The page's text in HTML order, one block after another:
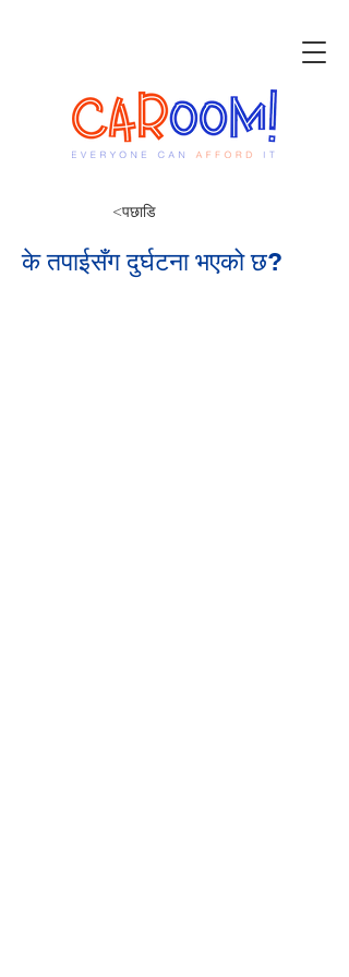
<पछाडि
के तपाईसँग दुर्घटना भएको छ?